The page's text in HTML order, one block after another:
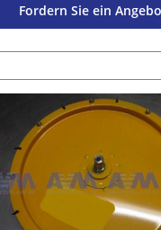
Fordern Sie ein